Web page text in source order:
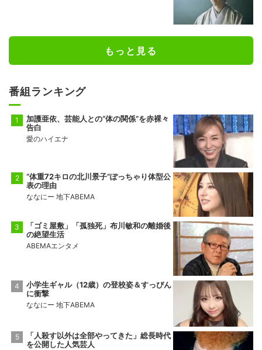
もっと見る
番組ランキング
加護亜依、芸能人との“体の関係”を赤裸々
告白
愛のハイエナ
“体重72キロの北川景子”ぽっちゃり体型公
表の理由
ななにー 地下ABEMA
「ゴミ屋敷」「孤独死」布川敏和の離婚後
の絶望生活
ABEMAエンタメ
小学生ギャル（12歳）の登校姿＆すっぴん
に衝撃
ななにー 地下ABEMA
「人殺す以外は全部やってきた」総長時代
を公開した人気芸人